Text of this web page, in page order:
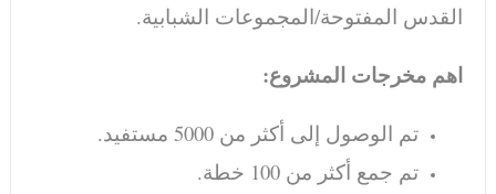
القدس المفتوحة/المجموعات الشبابية.
اهم مخرجات المشروع:
تم الوصول إلى أكثر من 5000 مستفيد.
تم جمع أكثر من 100 خطة.